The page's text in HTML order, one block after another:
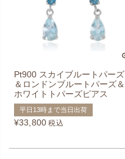
Pt900 スカイブルートパーズ
＆ロンドンブルートパーズ＆
ホワイトトパーズピアス
平日13時まで当日出荷
¥33,800 税込